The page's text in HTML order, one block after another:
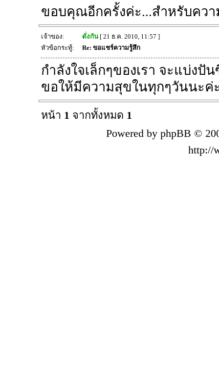
ขอบคุณอีกครั้งค่ะ...สำหรับคว
เจ้าของ: ดั่งกัน[ 21 ธ.ค. 2010, 11:57 ]
หัวข้อกระทู้:
Re: ขอแชร์ความรู้สึก
กำลังใจเล็กๆของเรา จะแบ่งปั
ขอให้มีความสุขในทุกๆวันนะค่
หน้า 1 จากทั้งหมด 1
Powered by phpBB ©
http://